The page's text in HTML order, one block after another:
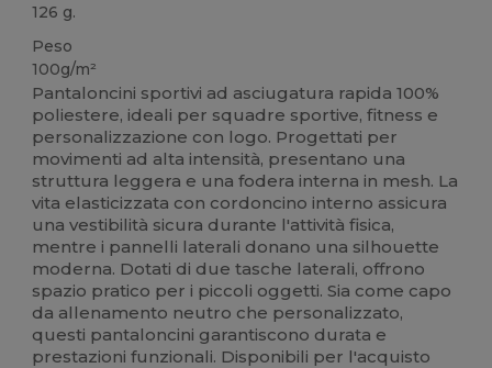
126 g.
Peso
100g/m²
Pantaloncini sportivi ad asciugatura rapida 100%
poliestere, ideali per squadre sportive, fitness e
personalizzazione con logo. Progettati per
movimenti ad alta intensità, presentano una
struttura leggera e una fodera interna in mesh. La
vita elasticizzata con cordoncino interno assicura
una vestibilità sicura durante l'attività fisica,
mentre i pannelli laterali donano una silhouette
moderna. Dotati di due tasche laterali, offrono
spazio pratico per i piccoli oggetti. Sia come capo
da allenamento neutro che personalizzato,
questi pantaloncini garantiscono durata e
prestazioni funzionali. Disponibili per l'acquisto